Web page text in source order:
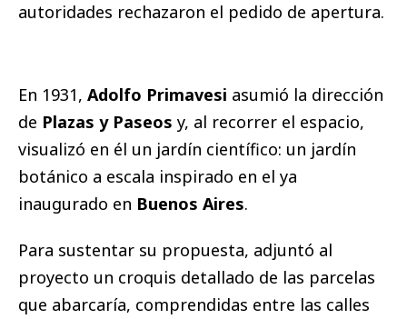
autoridades rechazaron el pedido de apertura.
En 1931, Adolfo Primavesi asumió la dirección
de Plazas y Paseos y, al recorrer el espacio,
visualizó en él un jardín científico: un jardín
botánico a escala inspirado en el ya
inaugurado en Buenos Aires.
Para sustentar su propuesta, adjuntó al
proyecto un croquis detallado de las parcelas
que abarcaría, comprendidas entre las calles